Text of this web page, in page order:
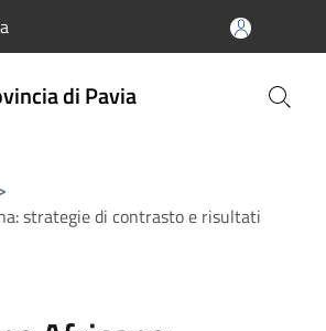
di Pavia
strategie di contrasto e risultati